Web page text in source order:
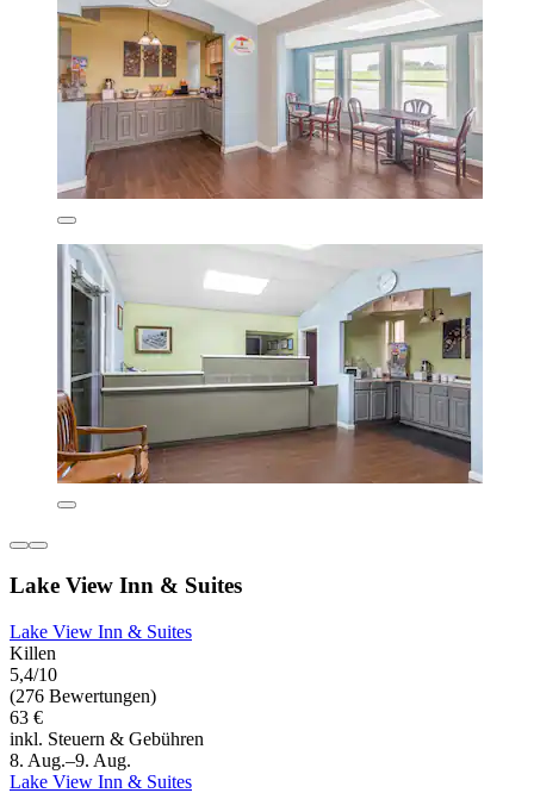
Lake View Inn & Suites
Lake View Inn & Suites
Killen
5,4/10
(276 Bewertungen)
63 €
inkl. Steuern & Gebühren
8. Aug.–9. Aug.
Lake View Inn & Suites